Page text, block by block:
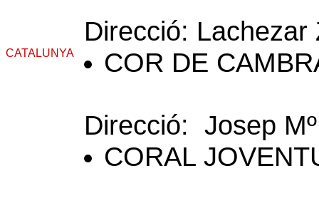
Direcció: Lachezar
CATALUNYA COR DE
Direcció: Josep
CORAL